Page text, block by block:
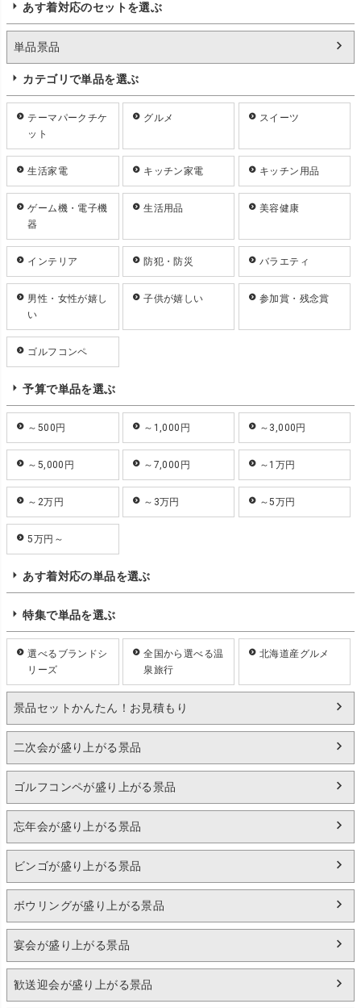
あす着対応のセットを選ぶ
単品景品
カテゴリで単品を選ぶ
テーマパークチケ
ット
グルメ スイーツ
生活家電 キッチン家電 キッチン用品
ゲーム機・電子機
器
生活用品 美容健康
インテリア 防犯・防災 バラエティ
男性・女性が嬉し
い
子供が嬉しい 参加賞・残念賞
ゴルフコンペ
予算で単品を選ぶ
～500円 ～1,000円 ～3,000円
～5,000円 ～7,000円 ～1万円
～2万円 ～3万円 ～5万円
5万円～
あす着対応の単品を選ぶ
特集で単品を選ぶ
選べるブランドシ
リーズ
全国から選べる温
泉旅行
北海道産グルメ
景品セットかんたん！お見積もり
二次会が盛り上がる景品
ゴルフコンペが盛り上がる景品
忘年会が盛り上がる景品
ビンゴが盛り上がる景品
ボウリングが盛り上がる景品
宴会が盛り上がる景品
歓送迎会が盛り上がる景品